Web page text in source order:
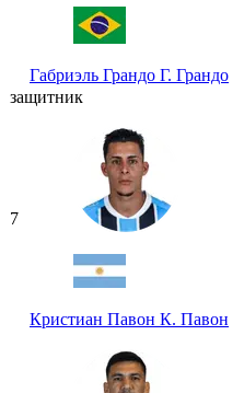
Габриэль Грандо Г. Грандо
защитник
7
Кристиан Павон К. Павон